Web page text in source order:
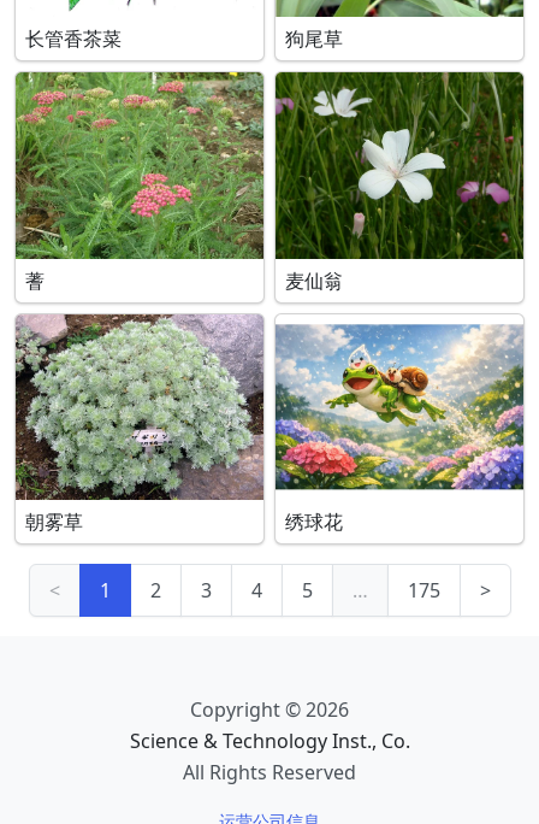
长管香茶菜 狗尾草
蓍 麦仙翁
朝雾草 绣球花
< 1 2 3 4 5 … 175 >
Copyright © 2026
Science & Technology Inst., Co.
All Rights Reserved